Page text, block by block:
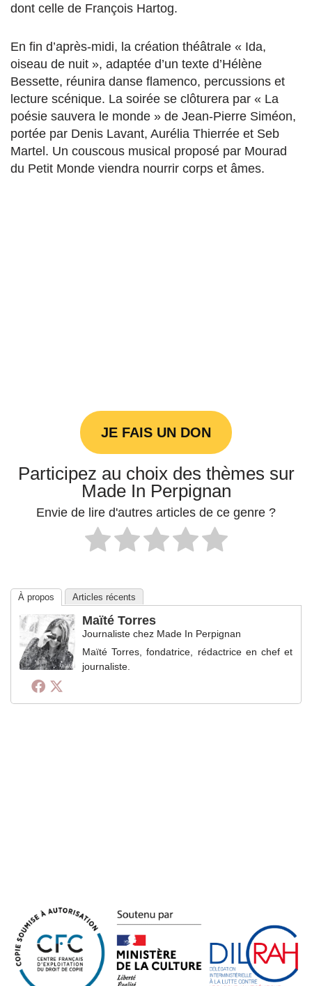
dont celle de François Hartog.
En fin d’après-midi, la création théâtrale « Ida,
oiseau de nuit », adaptée d’un texte d’Hélène
Bessette, réunira danse flamenco, percussions et
lecture scénique. La soirée se clôturera par « La
poésie sauvera le monde » de Jean-Pierre Siméon,
portée par Denis Lavant, Aurélia Thierrée et Seb
Martel. Un couscous musical proposé par Mourad
du Petit Monde viendra nourrir corps et âmes.
JE FAIS UN DON
Participez au choix des thèmes sur
Made In Perpignan
Envie de lire d'autres articles de ce genre ?
À propos Articles récents
Maïté Torres
Journaliste chez Made In Perpignan
Maïté Torres, fondatrice, rédactrice en chef et
journaliste.